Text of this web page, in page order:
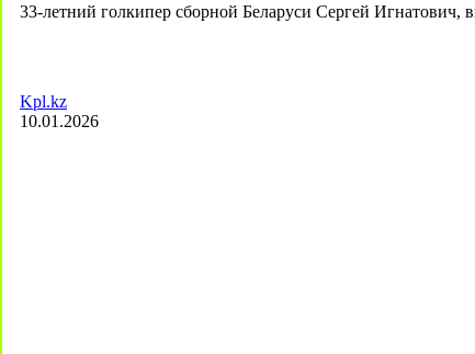
33-летний голкипер сборной Беларуси Сергей
Kpl.kz
10.01.2026